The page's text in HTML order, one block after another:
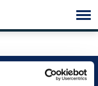
hästar och människor